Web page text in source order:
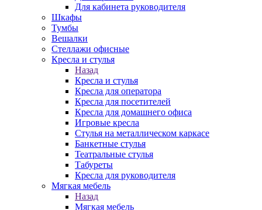
Для кабинета руководителя
Шкафы
Тумбы
Вешалки
Стеллажи офисные
Кресла и стулья
Назад
Кресла и стулья
Кресла для оператора
Кресла для посетителей
Кресла для домашнего офиса
Игровые кресла
Стулья на металлическом каркасе
Банкетные стулья
Театральные стулья
Табуреты
Кресла для руководителя
Мягкая мебель
Назад
Мягкая мебель